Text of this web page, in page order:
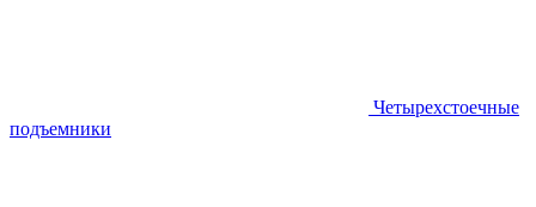
Четырехстоечные
подъемники